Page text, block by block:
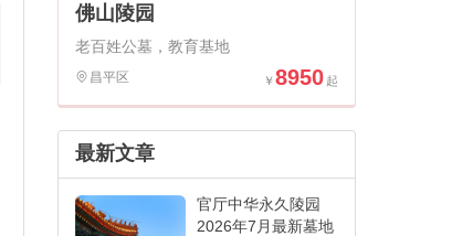
佛山陵园
老百姓公墓，教育基地
昌平区 8950
最新文章
官厅中华永久陵园
2026年7月最新墓地